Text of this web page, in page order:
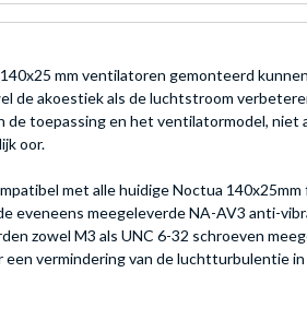
mm ventilatoren gemonteerd
de akoestiek als de luchtstroom
toepassing en het ventilatormodel, niet
oor.
met alle huidige Noctua
eveneens meegeleverde NA-AV3 anti-
zowel M3 als UNC 6-32 schroeven
vermindering van de luchtturbulentie